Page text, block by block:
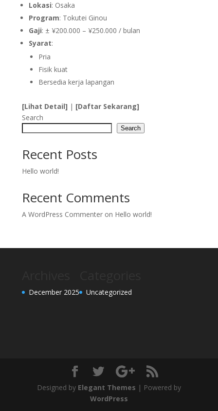
Lokasi: Osaka
Program: Tokutei Ginou
Gaji: ± ¥200.000 – ¥250.000 / bulan
Syarat:
Pria
Fisik kuat
Bersedia kerja lapangan
[Lihat Detail] | [Daftar Sekarang]
Search
Search
Recent Posts
Hello world!
Recent Comments
A WordPress Commenteron Hello world!
December 2025 Uncategorized
Designed by Elegant Themes | Powered by
WordPress